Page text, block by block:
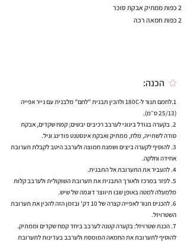
2 כפות ממתיק אבקת סוכר
2 כפות חמאה רכה
הכנה:
1.לחמם תנור ל-180C ולהכין תבנית "לחם" מלבנית עם נייר אפייה
(25/13 ס״מ).
2. בקערה בגודל בינוני לערבב רכיבים יבשים; קמח שקדים, אבקת
סודה לשתייה, מלח, ממתיק ואבקת אינסטנט פודינג וניל.
3. להוסיף לקערה ביצים ושמנת חמוצה ולערבב היטב לקבלת תערובת
אחידה וחלקה.
4. להעביר את התערובת אל התבנית.
5. לפזר במרכז ולאורך התבנית את תערובת השוקולית ולערבב קלות
מלמעלה למטה באופן שבו תיווצר דוגמה של שיש.
6. להכניס תנור לאפייה קצרה של 10 דק' ובזמן הזה להכין את תערובת
השטרויזל.
7. הכנת שטרויזל: בקערה קטנה לערבב ביחד קמח שקדים וממתיק.
להוסיף לתערובת את החמאה המומסת ולערבב בעדינות לתערובת